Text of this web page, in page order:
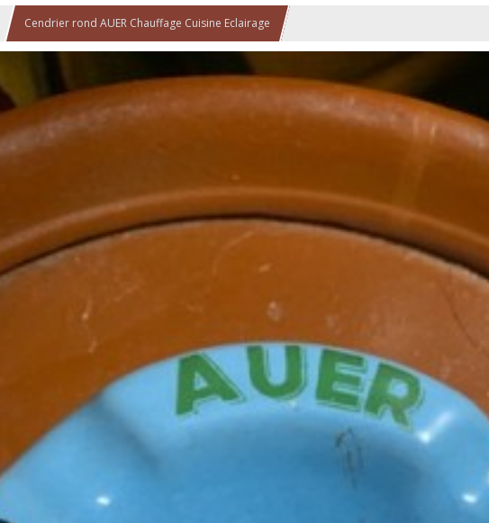
Cendrier rond AUER Chauffage Cuisine Eclairage